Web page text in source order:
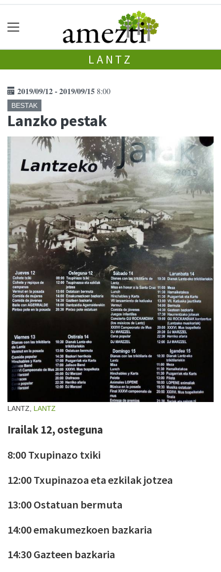
LANTZ
2019/09/12 - 2019/09/15 8:00
BESTAK
Lanzko pestak
LANTZ, LANTZ
Irailak 12, osteguna
8:00 Txupinazo txiki
12:00 Txupinazoa eta ezkilak jotzea
13:00 Ostatuan bermuta
14:00 emakumezkoen bazkaria
14:30 Gazteen bazkaria